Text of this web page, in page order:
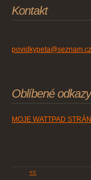
Kontakt
povidkypeta@seznam.cz
Oblíbené odkazy
MOJE WATTPAD
<<